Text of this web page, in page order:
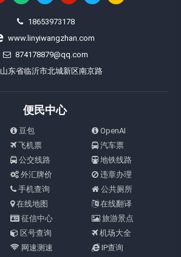
18653973178
www.linyiwangzhan.com
874178879@qq.com
山东省临沂市北城新区南京路
便民中心
豆包
OpenAI
飞机票
汽车票
公交线路
地铁线路
外汇牌价
违章办理
手机查询
公共厕所
在线地图
在线翻译
征信中心
旅游景点
区号查询
机场大全
网速测速
IP查询